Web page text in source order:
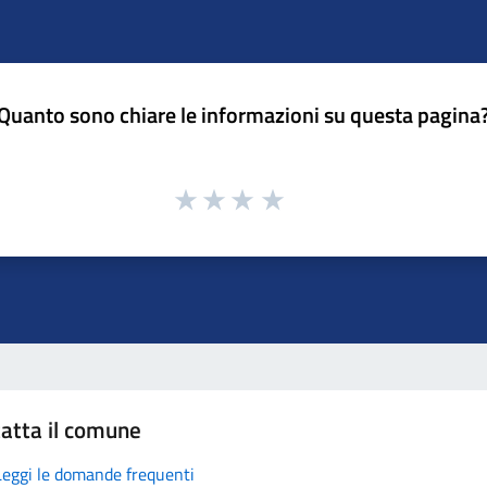
sono chiare le informazioni su questa
il comune
le domande frequenti